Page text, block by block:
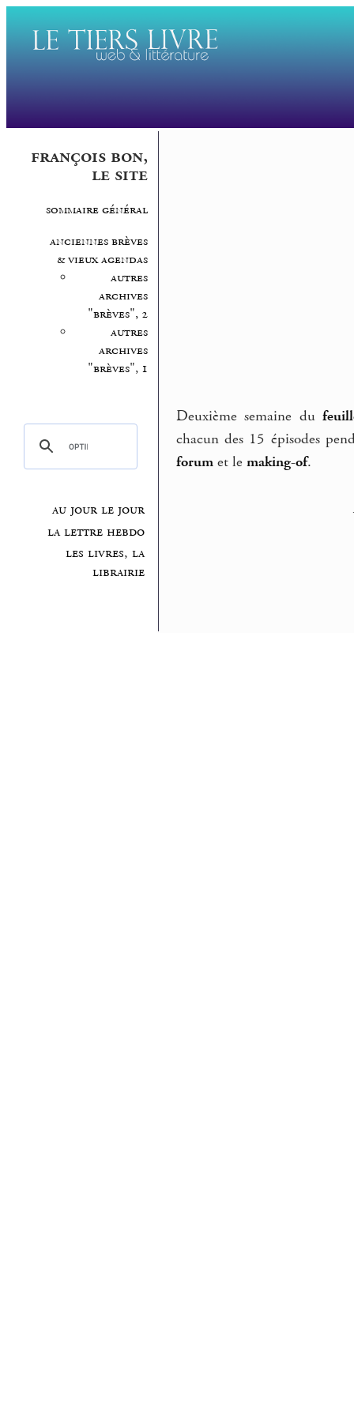
françois bon,
le site
sommaire général
anciennes brèves
& vieux agendas
autres
archives
"brèves", 2
autres
archives
"brèves", 1
au jour le jour
la lettre hebdo
les livres, la
librairie
Deuxième semaine du
chacun des 15 épisodes
forum et lemaking-of.